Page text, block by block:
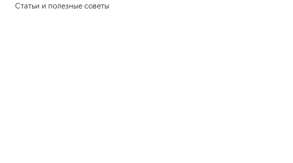
Статьи и полезные советы